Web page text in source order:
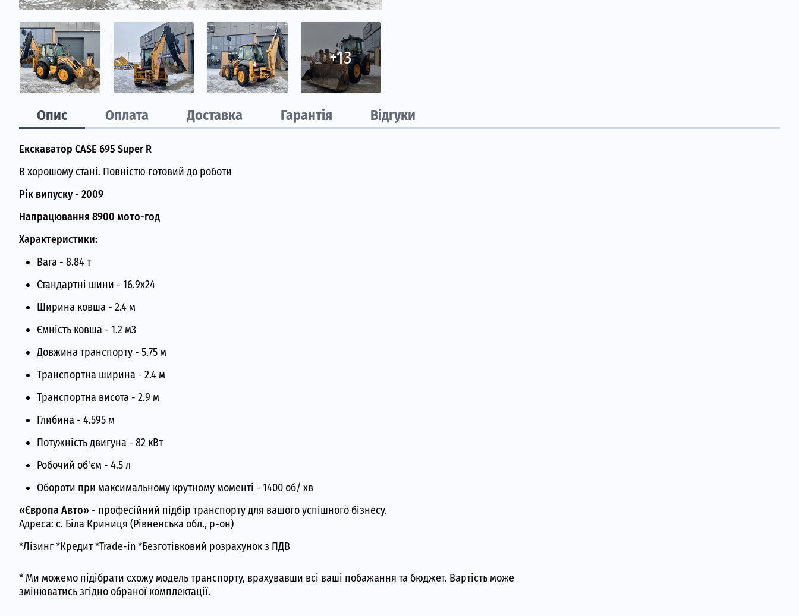
+13
Опис Оплата Доставка Гарантія Відгуки
Екскаватор CASE 695 Super R
В хорошому стані. Повністю готовий до роботи
Рік випуску - 2009
Напрацювання 8900 мото-год
Характеристики:
Вага - 8.84 т
Стандартні шини - 16.9x24
Ширина ковша - 2.4 м
Ємність ковша - 1.2 м3
Довжина транспорту - 5.75 м
Транспортна ширина - 2.4 м
Транспортна висота - 2.9 м
Глибина - 4.595 м
Потужність двигуна - 82 кВт
Робочий об'єм - 4.5 л
Обороти при максимальному крутному моменті - 1400 об/ хв
«Європа Авто» - професійний підбір транспорту для вашого успішного бізнесу.
Адреса: с. Біла Криниця (Рівненська обл., р-он)
*Лізинг *Кредит *Trade-in *Безготівковий розрахунок з ПДВ
* Ми можемо підібрати схожу модель транспорту, врахувавши всі ваші побажання та бюджет. Вартість може
змінюватись згідно обраної комплектації.